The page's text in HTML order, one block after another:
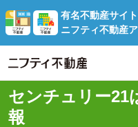
有名不動産サイ
ニフティ不動産
センチュリー21
報